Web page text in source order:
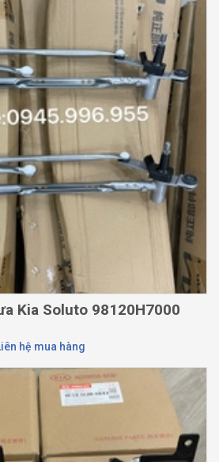
Kia Soluto 98120H7000
hệ mua hàng